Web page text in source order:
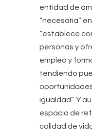
entidad de
“necesaria”
“establece
personas y
empleo y
tendiendo
igualdad”. Y
espacio de
calidad de